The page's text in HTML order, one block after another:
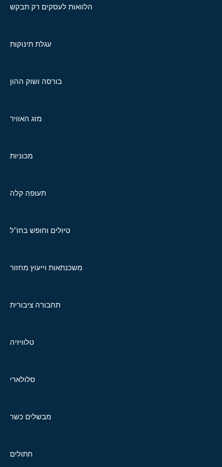
הלוואות לעסקים רק תבקש
עגלת תינוקות
בורסה ושוק ההון
מזג האוויר
מכוניות
תעופה קלה
טיולים וחופש בחו"ל
משכנתאות וייעוץ מחזור
תחבורה ציבורית
טלוויזיה
סלולארי
מבשלים כשר
חתולים